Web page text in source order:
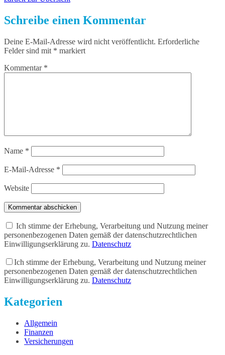
Schreibe einen Kommentar
Deine E-Mail-Adresse wird nicht veröffentlicht. Erforderliche
Felder sind mit * markiert
Kommentar *
Name *
E-Mail-Adresse *
Website
Kommentar abschicken
Ich stimme der Erhebung, Verarbeitung und Nutzung meiner
personenbezogenen Daten gemäß der datenschutzrechtlichen
Einwilligungserklärung zu. Datenschutz
Ich stimme der Erhebung, Verarbeitung und Nutzung meiner
personenbezogenen Daten gemäß der datenschutzrechtlichen
Einwilligungserklärung zu. Datenschutz
Kategorien
Allgemein
Finanzen
Versicherungen